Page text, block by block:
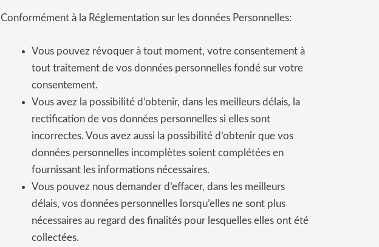
Conformément à la Réglementation sur les données Personnelles:
Vous pouvez révoquer à tout moment, votre consentement à
tout traitement de vos données personnelles fondé sur votre
consentement.
Vous avez la possibilité d’obtenir, dans les meilleurs délais, la
rectification de vos données personnelles si elles sont
incorrectes. Vous avez aussi la possibilité d’obtenir que vos
données personnelles incomplètes soient complétées en
fournissant les informations nécessaires.
Vous pouvez nous demander d’effacer, dans les meilleurs
délais, vos données personnelles lorsqu’elles ne sont plus
nécessaires au regard des finalités pour lesquelles elles ont été
collectées.